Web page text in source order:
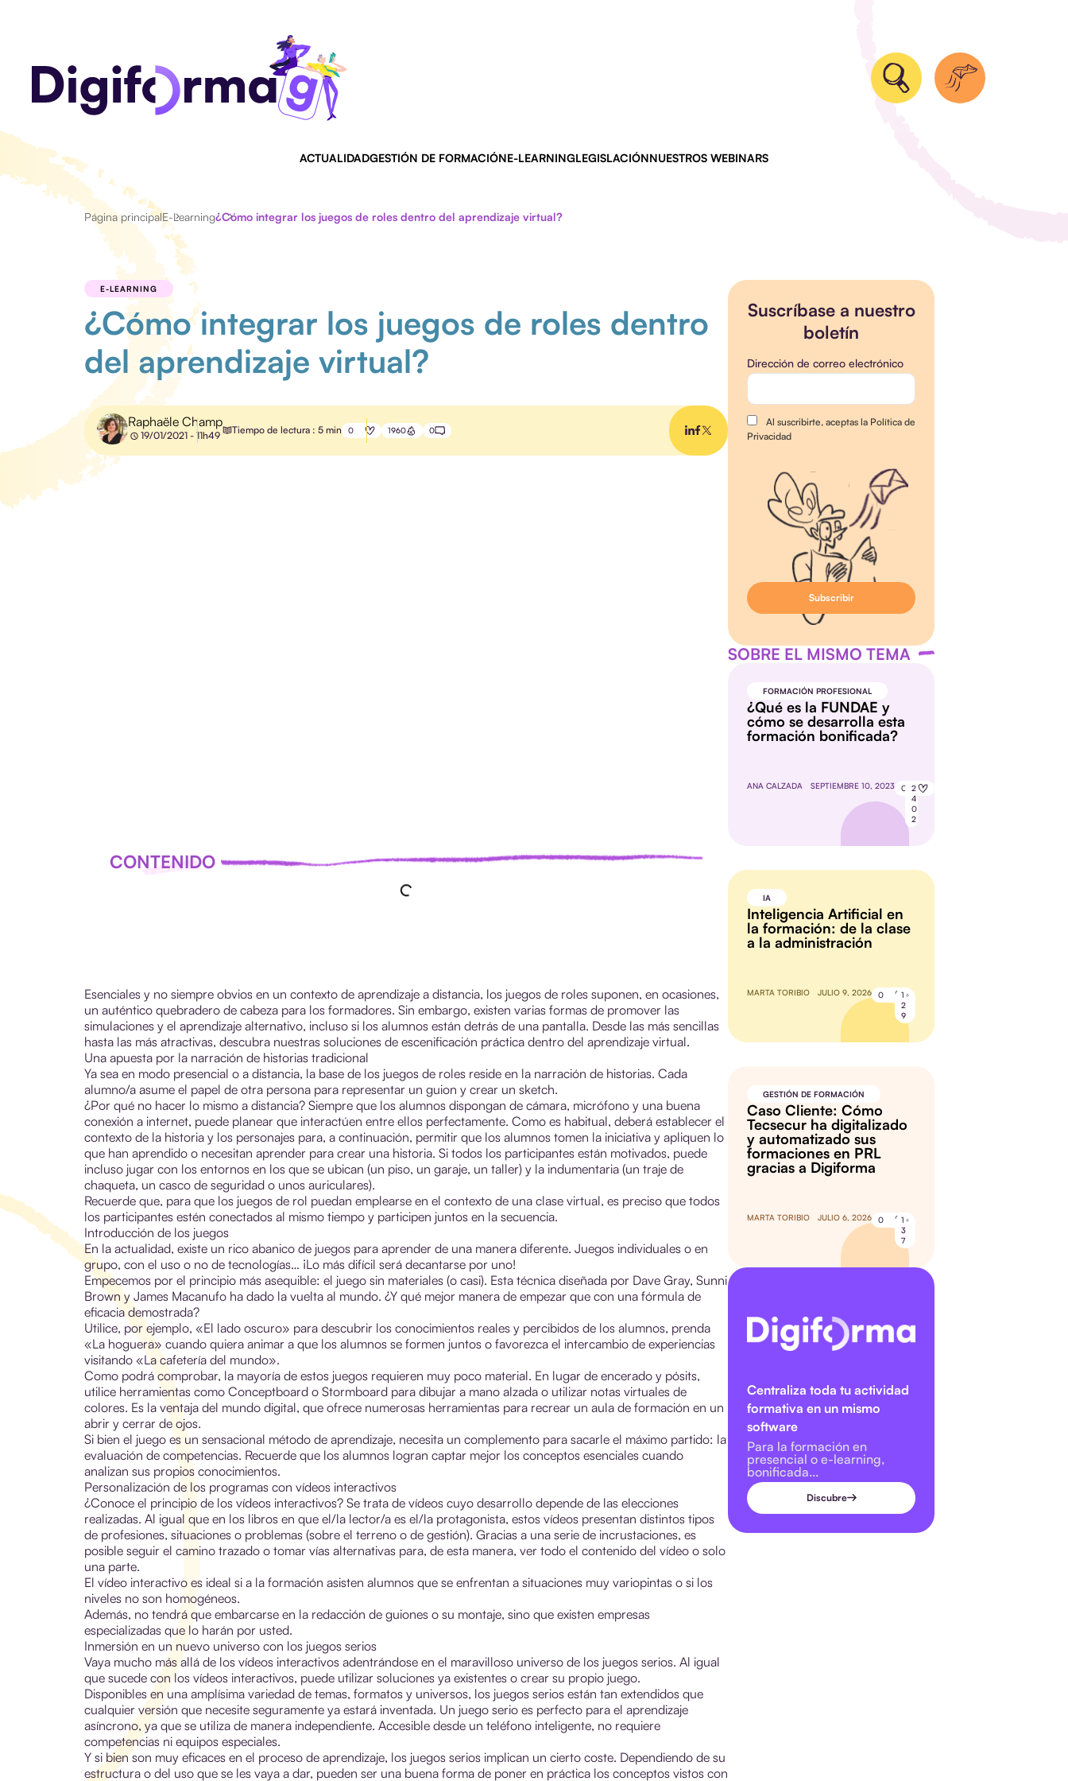
ACTUALIDADGESTIÓN DE FORMACIÓNE-LEARNINGLEGISLACIÓNNUESTROS WEBINARS
Página principalE-Learning¿Cómo integrar los juegos de roles dentro del aprendizaje virtual?
E-LEARNING
¿Cómo integrar los juegos de roles dentro
del aprendizaje virtual?
Raphaële Champ
19/01/2021 - 11h49 Tiempo de lectura : 5 min 0 1960 0
CONTENIDO
Esenciales y no siempre obvios en un contexto de aprendizaje a distancia, los juegos de roles suponen, en ocasiones,
un auténtico quebradero de cabeza para los formadores. Sin embargo, existen varias formas de promover las
simulaciones y el aprendizaje alternativo, incluso si los alumnos están detrás de una pantalla. Desde las más sencillas
hasta las más atractivas, descubra nuestras soluciones de escenificación práctica dentro del aprendizaje virtual.
Una apuesta por la narración de historias tradicional
Ya sea en modo presencial o a distancia, la base de los juegos de roles reside en la narración de historias. Cada
alumno/a asume el papel de otra persona para representar un guion y crear un sketch.
¿Por qué no hacer lo mismo a distancia? Siempre que los alumnos dispongan de cámara, micrófono y una buena
conexión a internet, puede planear que interactúen entre ellos perfectamente. Como es habitual, deberá establecer el
contexto de la historia y los personajes para, a continuación, permitir que los alumnos tomen la iniciativa y apliquen lo
que han aprendido o necesitan aprender para crear una historia. Si todos los participantes están motivados, puede
incluso jugar con los entornos en los que se ubican (un piso, un garaje, un taller) y la indumentaria (un traje de
chaqueta, un casco de seguridad o unos auriculares).
Recuerde que, para que los juegos de rol puedan emplearse en el contexto de una clase virtual, es preciso que todos
los participantes estén conectados al mismo tiempo y participen juntos en la secuencia.
Introducción de los juegos
En la actualidad, existe un rico abanico de juegos para aprender de una manera diferente. Juegos individuales o en
grupo, con el uso o no de tecnologías… ¡Lo más difícil será decantarse por uno!
Empecemos por el principio más asequible: el juego sin materiales (o casi). Esta técnica diseñada por Dave Gray, Sunni
Brown y James Macanufo ha dado la vuelta al mundo. ¿Y qué mejor manera de empezar que con una fórmula de
eficacia demostrada?
Utilice, por ejemplo, «El lado oscuro» para descubrir los conocimientos reales y percibidos de los alumnos, prenda
«La hoguera» cuando quiera animar a que los alumnos se formen juntos o favorezca el intercambio de experiencias
visitando «La cafetería del mundo».
Como podrá comprobar, la mayoría de estos juegos requieren muy poco material. En lugar de encerado y pósits,
utilice herramientas como Conceptboard o Stormboard para dibujar a mano alzada o utilizar notas virtuales de
colores. Es la ventaja del mundo digital, que ofrece numerosas herramientas para recrear un aula de formación en un
abrir y cerrar de ojos.
Si bien el juego es un sensacional método de aprendizaje, necesita un complemento para sacarle el máximo partido: la
evaluación de competencias. Recuerde que los alumnos logran captar mejor los conceptos esenciales cuando
analizan sus propios conocimientos.
Personalización de los programas con vídeos interactivos
¿Conoce el principio de los vídeos interactivos? Se trata de vídeos cuyo desarrollo depende de las elecciones
realizadas. Al igual que en los libros en que el/la lector/a es el/la protagonista, estos vídeos presentan distintos tipos
de profesiones, situaciones o problemas (sobre el terreno o de gestión). Gracias a una serie de incrustaciones, es
posible seguir el camino trazado o tomar vías alternativas para, de esta manera, ver todo el contenido del vídeo o solo
una parte.
El vídeo interactivo es ideal si a la formación asisten alumnos que se enfrentan a situaciones muy variopintas o si los
niveles no son homogéneos.
Además, no tendrá que embarcarse en la redacción de guiones o su montaje, sino que existen empresas
especializadas que lo harán por usted.
Inmersión en un nuevo universo con los juegos serios
Vaya mucho más allá de los vídeos interactivos adentrándose en el maravilloso universo de los juegos serios. Al igual
que sucede con los vídeos interactivos, puede utilizar soluciones ya existentes o crear su propio juego.
Disponibles en una amplísima variedad de temas, formatos y universos, los juegos serios están tan extendidos que
cualquier versión que necesite seguramente ya estará inventada. Un juego serio es perfecto para el aprendizaje
asíncrono, ya que se utiliza de manera independiente. Accesible desde un teléfono inteligente, no requiere
competencias ni equipos especiales.
Y si bien son muy eficaces en el proceso de aprendizaje, los juegos serios implican un cierto coste. Dependiendo de su
estructura o del uso que se les vaya a dar, pueden ser una buena forma de poner en práctica los conceptos vistos con
Suscríbase a nuestro
boletín
Dirección de correo electrónico
Al suscribirte, aceptas la Política de
Privacidad
SOBRE EL MISMO TEMA
FORMACIÓN PROFESIONAL
¿Qué es la FUNDAE y
cómo se desarrolla esta
formación bonificada?
ANA CALZADA SEPTIEMBRE 10, 2023 0
2
4
0
2
IA
Inteligencia Artificial en
la formación: de la clase
a la administración
MARTA TORIBIO JULIO 9, 2026 0
1
2
9
GESTIÓN DE FORMACIÓN
Caso Cliente: Cómo
Tecsecur ha digitalizado
y automatizado sus
formaciones en PRL
gracias a Digiforma
MARTA TORIBIO JULIO 6, 2026 0
1
3
7
Centraliza toda tu actividad
formativa en un mismo
software
Para la formación en
presencial o e-learning,
bonificada...
Discubre